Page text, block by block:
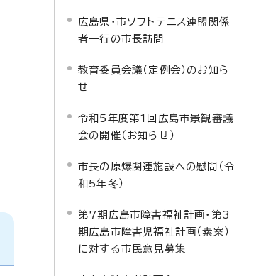
広島県・市ソフトテニス連盟関係
者一行の市長訪問
教育委員会議（定例会）のお知ら
せ
令和5年度第1回広島市景観審議
会の開催（お知らせ）
市長の原爆関連施設への慰問（令
和5年冬）
第7期広島市障害福祉計画・第3
期広島市障害児福祉計画（素案）
に対する市民意見募集